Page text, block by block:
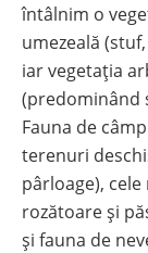
întâlnim o
umezeală
iar vegetația
(predominând
Fauna de
terenuri
pârloage),
rozătoare și
și fauna de